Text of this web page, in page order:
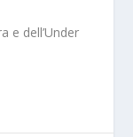
e dell’Under